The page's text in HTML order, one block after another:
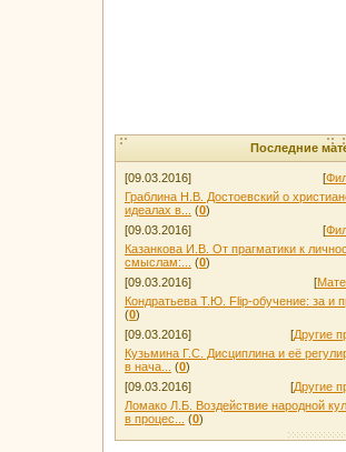
Последние
[09.03.2016] [
Граблина Н.В. Достоевский о
идеалах в...
(0)
[09.03.2016]
[
Казанкова И.В. От прагматики к
смыслам:...
(0)
[09.03.2016]
[
Кондратьева Т.Ю. Flip-обучениe: за и
(0)
[09.03.2016]
[Другие
Кузьмина Г.С. Дисциплина и её
в нача...
(0)
[09.03.2016]
[Другие
Ломако Л.Б. Воздействие народной
в процес...
(0)